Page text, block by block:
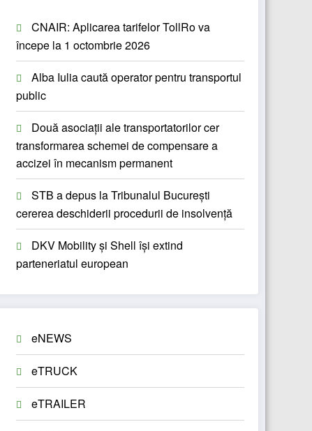
CNAIR: Aplicarea tarifelor TollRo va
începe la 1 octombrie 2026
Alba Iulia caută operator pentru transportul
public
Două asociații ale transportatorilor cer
transformarea schemei de compensare a
accizei în mecanism permanent
STB a depus la Tribunalul București
cererea deschiderii procedurii de insolvență
DKV Mobility și Shell își extind
parteneriatul european
eNEWS
eTRUCK
eTRAILER